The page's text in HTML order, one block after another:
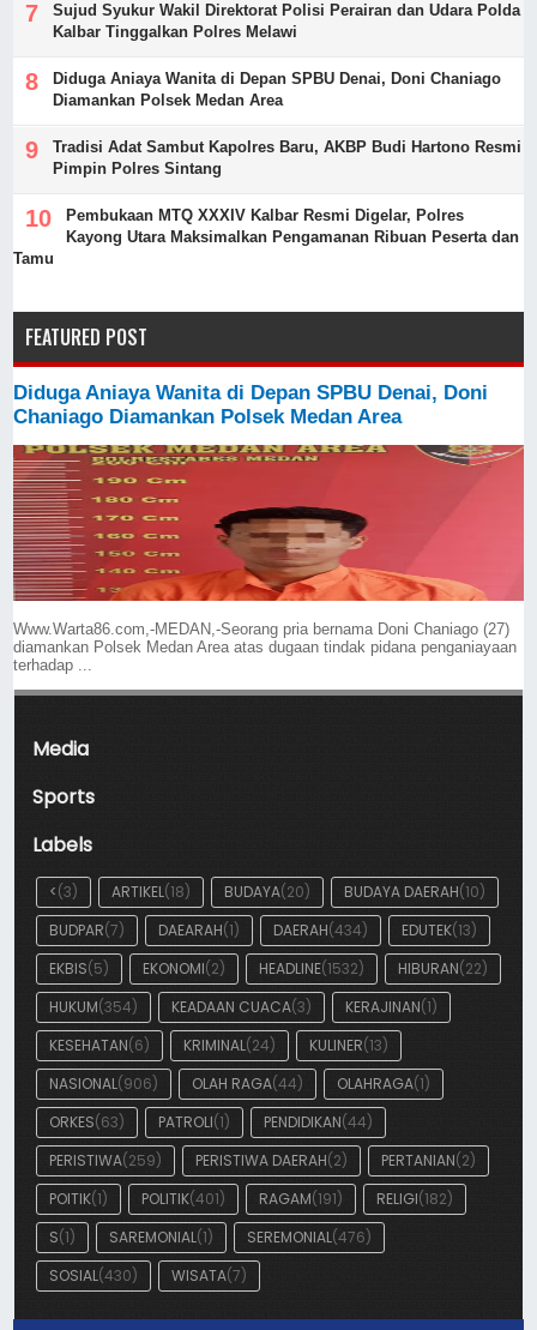
Sujud Syukur Wakil Direktorat Polisi Perairan dan Udara Polda
Kalbar Tinggalkan Polres Melawi
Diduga Aniaya Wanita di Depan SPBU Denai, Doni Chaniago
Diamankan Polsek Medan Area
Tradisi Adat Sambut Kapolres Baru, AKBP Budi Hartono Resmi
Pimpin Polres Sintang
Pembukaan MTQ XXXIV Kalbar Resmi Digelar, Polres
Kayong Utara Maksimalkan Pengamanan Ribuan Peserta dan
Tamu
FEATURED POST
Diduga Aniaya Wanita di Depan SPBU Denai, Doni
Chaniago Diamankan Polsek Medan Area
Www.Warta86.com,-MEDAN,-Seorang pria bernama Doni Chaniago (27)
diamankan Polsek Medan Area atas dugaan tindak pidana penganiayaan
terhadap ...
Media
Sports
Labels
<(3) ARTIKEL(18) BUDAYA(20) BUDAYA DAERAH(10)
BUDPAR(7) DAEARAH(1) DAERAH(434) EDUTEK(13)
EKBIS(5) EKONOMI(2) HEADLINE(1532) HIBURAN(22)
HUKUM(354) KEADAAN CUACA(3) KERAJINAN(1)
KESEHATAN(6) KRIMINAL(24) KULINER(13)
NASIONAL(906) OLAH RAGA(44) OLAHRAGA(1)
ORKES(63) PATROLI(1) PENDIDIKAN(44)
PERISTIWA(259) PERISTIWA DAERAH(2) PERTANIAN(2)
POITIK(1) POLITIK(401) RAGAM(191) RELIGI(182)
S(1) SAREMONIAL(1) SEREMONIAL(476)
SOSIAL(430) WISATA(7)